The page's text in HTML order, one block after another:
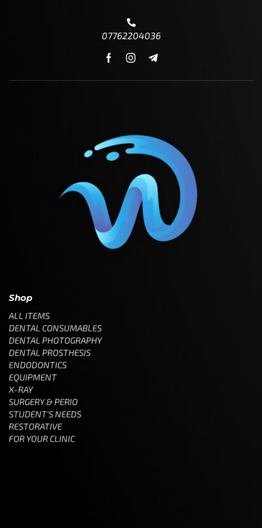
07762204036
Shop
ALL ITEMS
DENTAL CONSUMABLES
DENTAL PHOTOGRAPHY
DENTAL PROSTHESIS
ENDODONTICS
EQUIPMENT
X-RAY
SURGERY & PERIO
STUDENT'S NEEDS
RESTORATIVE
FOR YOUR CLINIC